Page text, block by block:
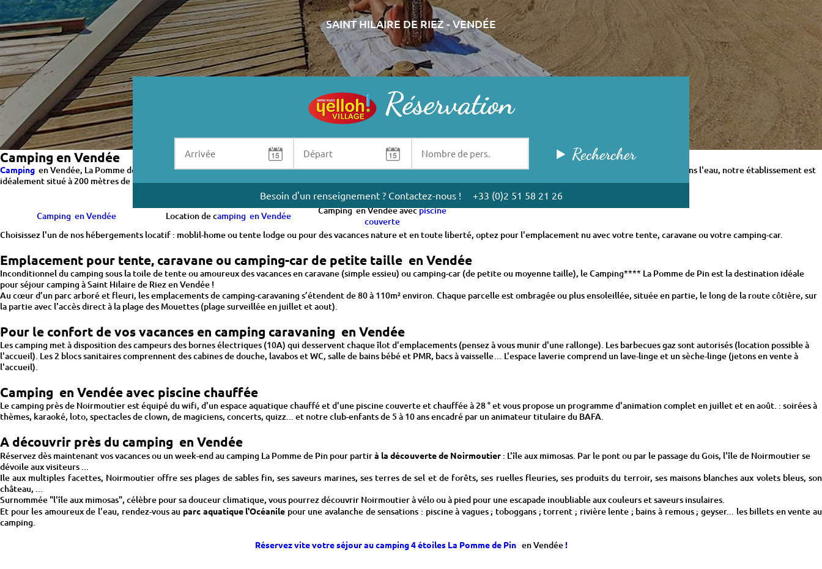
SAINT HILAIRE DE RIEZ - VENDÉE
Réservation
Rechercher
Besoin d'un renseignement ? Contactez-nous ! +33 (0)2 51 58 21 26
Camping en Vendée
Camping en Vendée, La Pomme de Pin vous accueille de mi-avril a mi-septembre avec votre caravane ou tente, ou bien en location d'hébergement. Pour votre séjour les pieds dans l'eau, notre établissement est
idéalement situé à 200 mètres de la plage dans un cadre arboré et fleuri pour des vacances en famille ou entre amis.
Camping en Vendée Location de camping en Vendée Camping en Vendée avecpiscine
couverte
Choisissez l'un de nos hébergements locatif : moblil-home ou tente lodge ou pour des vacances nature et en toute liberté, optez pour l'emplacement nu avec votre tente, caravane ou votre camping-car.
Emplacement pour tente, caravane ou camping-car de petite taille en Vendée
Inconditionnel du camping sous la toile de tente ou amoureux des vacances en caravane (simple essieu) ou camping-car (de petite ou moyenne taille), le Camping**** La Pomme de Pin est la destination idéale
pour séjour camping à Saint Hilaire de Riez en Vendée !
Au cœur d’un parc arboré et fleuri, les emplacements de camping-caravaning s’étendent de 80 à 110m² environ. Chaque parcelle est ombragée ou plus ensoleillée, située en partie, le long de la route côtière, sur
la partie avec l'accès direct à la plage des Mouettes (plage surveillée en juillet et aout).
Pour le confort de vos vacances en camping caravaning en Vendée
Les camping met à disposition des campeurs des bornes électriques (10A) qui desservent chaque îlot d'emplacements (pensez à vous munir d'une rallonge). Les barbecues gaz sont autorisés (location possible à
l'accueil). Les 2 blocs sanitaires comprennent des cabines de douche, lavabos et WC, salle de bains bébé et PMR, bacs à vaisselle… L'espace laverie comprend un lave-linge et un sèche-linge (jetons en vente à
l'accueil).
Camping en Vendée avec piscine chauffée
Le camping près de Noirmoutier est équipé du wifi, d'un espace aquatique chauffé et d'une piscine couverte et chauffée à 28 ° et vous propose un programme d'animation complet en juillet et en août. : soirées à
thèmes, karaoké, loto, spectacles de clown, de magiciens, concerts, quizz... et notre club-enfants de 5 à 10 ans encadré par un animateur titulaire du BAFA.
A découvrir près du camping en Vendée
Réservez dès maintenant vos vacances ou un week-end au camping La Pomme de Pin pour partirà la découverte de Noirmoutier: L'île aux mimosas. Par le pont ou par le passage du Gois, l'île de Noirmoutier se
dévoile aux visiteurs ...
Ile aux multiples facettes, Noirmoutier offre ses plages de sables fin, ses saveurs marines, ses terres de sel et de forêts, ses ruelles fleuries, ses produits du terroir, ses maisons blanches aux volets bleus, son
château, ...
Surnommée "l'île aux mimosas", célèbre pour sa douceur climatique, vous pourrez découvrir Noirmoutier à vélo ou à pied pour une escapade inoubliable aux couleurs et saveurs insulaires.
Et pour les amoureux de l'eau, rendez-vous au parc aquatique l'Océanile pour une avalanche de sensations : piscine à vagues ; toboggans ; torrent ; rivière lente ; bains à remous ; geyser... les billets en vente au
camping.
Réservez vite votre séjour au camping 4 étoiles La Pomme de Pin en Vendée!